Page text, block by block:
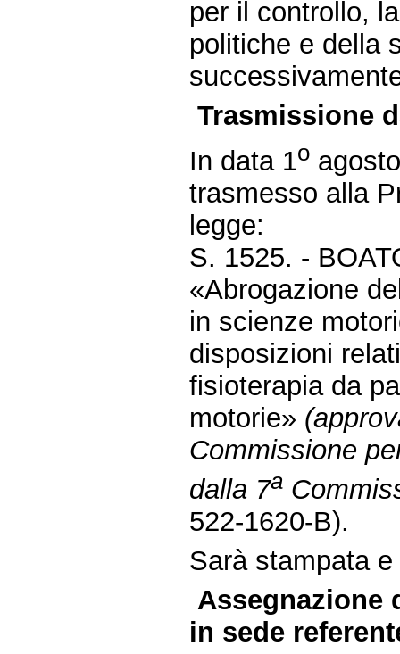
per il controllo,
politiche e della
Trasmissione
In data 1o
trasmesso alla
legge:
S. 1525. -
«Abrogazione
in scienze
disposizioni
fisioterapia da
motorie»
Commissione
dalla 7a
522-1620-B).
Sarà stampata
Assegnazione
in sede